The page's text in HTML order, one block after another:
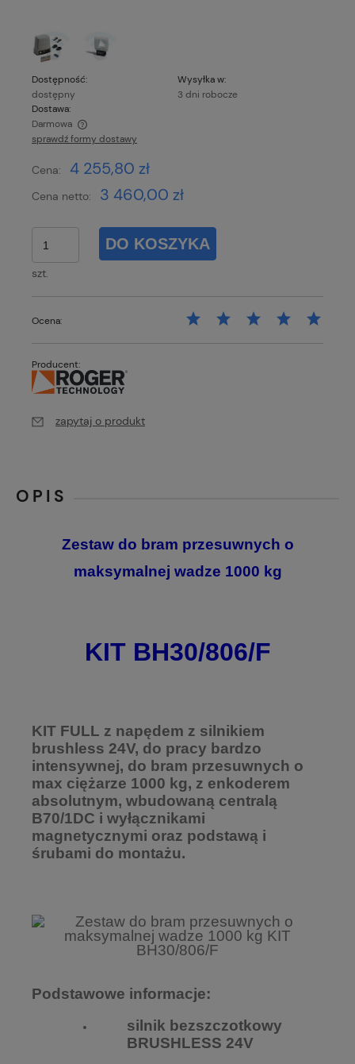
Dostępność:
dostępny
Wysyłka w:
3 dni robocze
Dostawa:
Darmowa
Cena nie zawiera ewentualnych kosztów płatności
sprawdź formy dostawy
Cena: 4 255,80 zł
Cena netto: 3 460,00 zł
szt.
DO KOSZYKA
Ocena:
Producent:
zapytaj o produkt
OPIS
Zestaw do bram przesuwnych o
maksymalnej wadze 1000 kg
KIT BH30/806/F
KIT FULL z napędem z silnikiem
brushless 24V, do pracy bardzo
intensywnej, do bram przesuwnych o
max ciężarze 1000 kg, z enkoderem
absolutnym, wbudowaną centralą
B70/1DC i wyłącznikami
magnetycznymi oraz podstawą i
śrubami do montażu.
Podstawowe informacje:
silnik bezszczotkowy
BRUSHLESS 24V